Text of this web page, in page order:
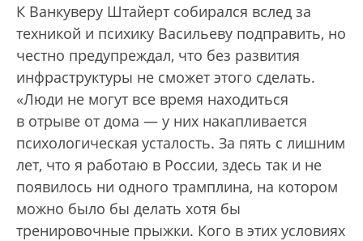
К Ванкуверу Штайерт собирался вслед за
техникой и психику Василь­еву подправить, но
честно предупреждал, что без развития
инфраструктуры не сможет этого сделать.
«Люди не могут все время находиться
в отрыве от дома — у них накапливается
психологическая усталость. За пять с лишним
лет, что я работаю в России, здесь так и не
появилось ни одного трамплина, на котором
можно было бы делать хотя бы
тренировочные прыжки. Кого в этих условиях